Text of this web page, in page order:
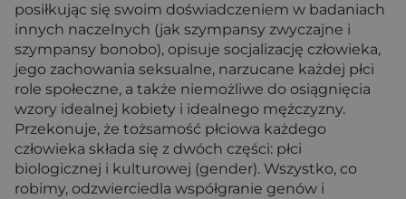
posiłkując się swoim doświadczeniem w badaniach
innych naczelnych (jak szympansy zwyczajne i
szympansy bonobo), opisuje socjalizację człowieka,
jego zachowania seksualne, narzucane każdej płci
role społeczne, a także niemożliwe do osiągnięcia
wzory idealnej kobiety i idealnego mężczyzny.
Przekonuje, że tożsamość płciowa każdego
człowieka składa się z dwóch części: płci
biologicznej i kulturowej (gender). Wszystko, co
robimy, odzwierciedla współgranie genów i